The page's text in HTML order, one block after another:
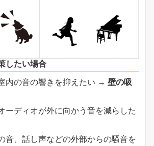
したい場合
内の音の響きを抑えたい → 壁の吸
ーディオが外に向かう音を減らした
音、話し声などの外部からの騒音を